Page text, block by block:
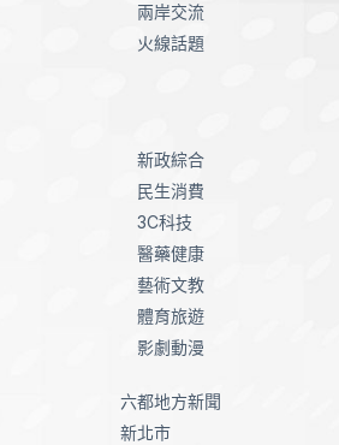
兩岸交流
火線話題
新政綜合
民生消費
3C科技
醫藥健康
藝術文教
體育旅遊
影劇動漫
六都地方新聞
新北市